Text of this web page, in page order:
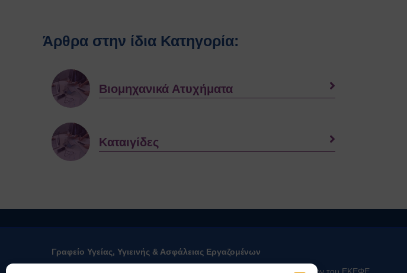
Άρθρα στην ίδια Κατηγορία:
Βιομηχανικά Ατυχήματα
Καταιγίδες
Γραφείο Υγείας, Υγιεινής & Ασφάλειας Εργαζομένων